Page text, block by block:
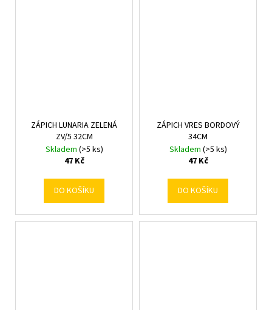
ZÁPICH LUNARIA ZELENÁ
ZV/5 32CM
Skladem (>5 ks)
47 Kč
DO KOŠÍKU
ZÁPICH VRES BORDOVÝ
34CM
Skladem (>5 ks)
47 Kč
DO KOŠÍKU